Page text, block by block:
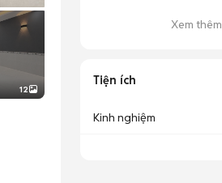
12
Xem thêm
Tiện ích
Kinh nghiệm